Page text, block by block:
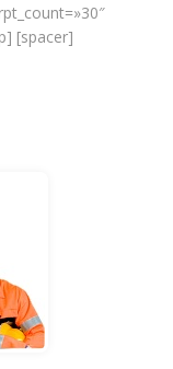
[spacer]